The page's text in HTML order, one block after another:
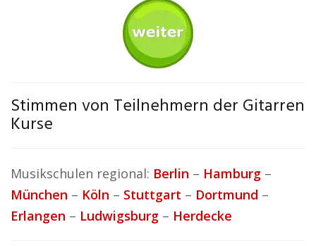
Stimmen von Teilnehmern der Gitarren
Kurse
Musikschulen regional: Berlin – Hamburg –
München – Köln – Stuttgart – Dortmund –
Erlangen – Ludwigsburg – Herdecke